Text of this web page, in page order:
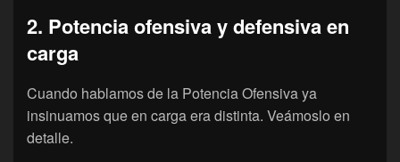
2. Potencia ofensiva y defensiva en
carga
Cuando hablamos de la Potencia Ofensiva ya
insinuamos que en carga era distinta. Veámoslo en
detalle.